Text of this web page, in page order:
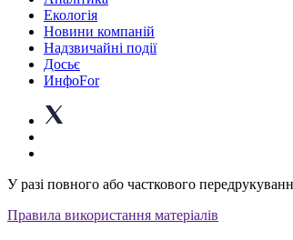
Екологія
Новини компаній
Надзвичайні події
Досьє
ИнфоFor
У разі повного або часткового
Правила використання матеріалів